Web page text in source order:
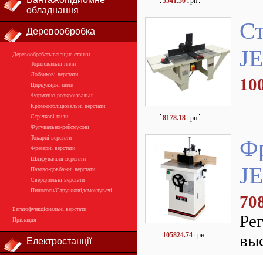
обладнання
Деревообробка
Деревообрабатывающие станки
Торцювальні пили
Лобзикові верстати
Циркулярні пили
Форматно-розкроювальні
Кромкообліцювальні верстати
Стрічкові пили
Фугувально-рейсмусові
Токарні верстати
Фрезерні верстати
Шліфувальні верстати
Пазово-довбажні верстати
Свердлильні верстати
Пилососи/Стружковідсмоктувачі
Багатофункціональні верстати
Приладдя
Електростанції
8178.18 грн
105824.74 грн